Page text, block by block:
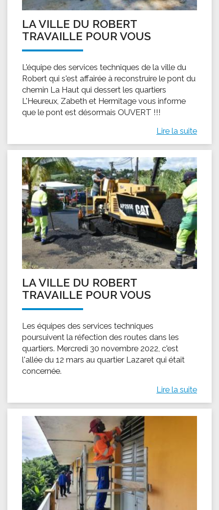
LA VILLE DU ROBERT
TRAVAILLE POUR VOUS
L'équipe des services techniques de la ville du
Robert qui s'est affairée à reconstruire le pont du
chemin La Haut qui dessert les quartiers
L'Heureux, Zabeth et Hermitage vous informe
que le pont est désormais OUVERT !!!
Lire la suite
LA VILLE DU ROBERT
TRAVAILLE POUR VOUS
Les équipes des services techniques
poursuivent la réfection des routes dans les
quartiers. ‎Mercredi ‎30 ‎novembre ‎2022, c'est
l'allée du 12 mars au quartier Lazaret qui était
concernée.
Lire la suite